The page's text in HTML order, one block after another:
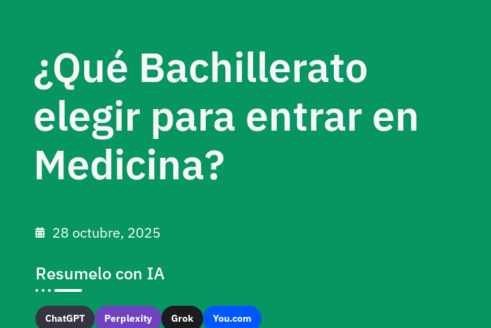
¿Qué Bachillerato
elegir para entrar en
Medicina?
28 octubre, 2025
Resumelo con IA
ChatGPT Perplexity Grok You.com